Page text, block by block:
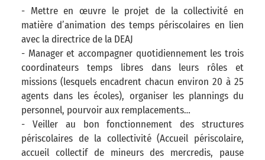
- Mettre en œuvre le projet de la collectivité en
matière d’animation des temps périscolaires en lien
avec la directrice de la DEAJ
- Manager et accompagner quotidiennement les trois
coordinateurs temps libres dans leurs rôles et
missions (lesquels encadrent chacun environ 20 à 25
agents dans les écoles), organiser les plannings du
personnel, pourvoir aux remplacements…
- Veiller au bon fonctionnement des structures
périscolaires de la collectivité (Accueil périscolaire,
accueil collectif de mineurs des mercredis, pause